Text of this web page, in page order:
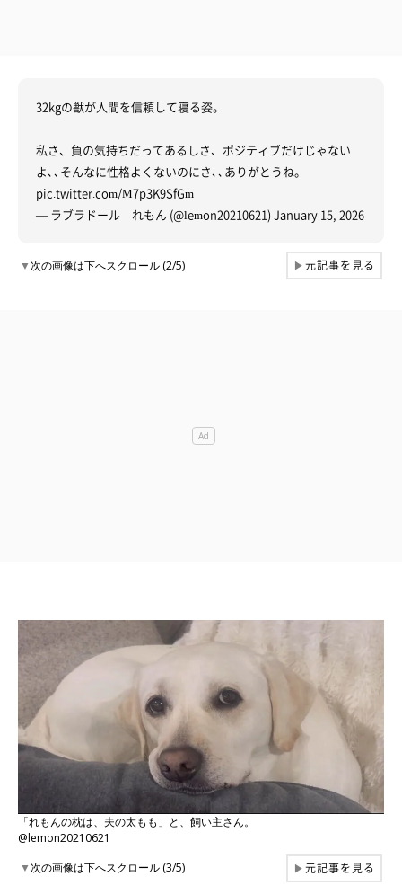
32kgの獣が人間を信頼して寝る姿。
私さ、負の気持ちだってあるしさ、ポジティブだけじゃない
よ､､そんなに性格よくないのにさ､､ありがとうね。
pic.twitter.com/M7p3K9SfGm
— ラブラドール れもん (@lemon20210621) January 15, 2026
▼次の画像は下へスクロール (2/5) ▶元記事を見る
「れもんの枕は、夫の太もも」と、飼い主さん。
@lemon20210621
▼次の画像は下へスクロール (3/5) ▶元記事を見る